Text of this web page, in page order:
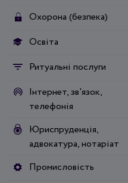
Охорона (безпека)
Освіта
Ритуальні послуги
Інтернет, зв'язок,
телефонія
Юриспруденція,
адвокатура, нотаріат
Промисловість